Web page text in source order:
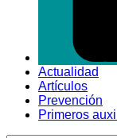
Actualidad
Artículos
Prevención
Primeros